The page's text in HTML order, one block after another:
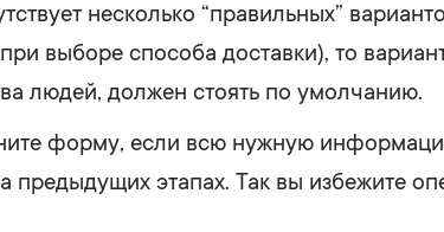
несколько “правильных”
выборе способа доставки), то
людей, должен стоять по умолчанию.
форму, если всю нужную
предыдущих этапах. Так вы избежите